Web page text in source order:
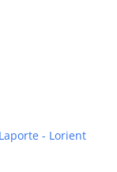
- Lorient